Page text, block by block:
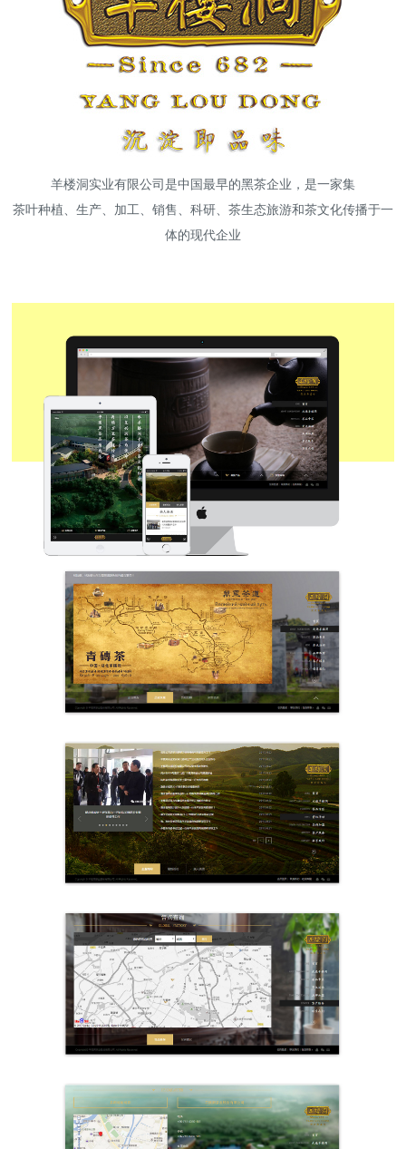
广告大片形式做开发
羊楼洞实业有限公司是中国最早的黑茶企业，是一家集
茶叶种植、生产、加工、销售、科研、茶生态旅游和茶文化传播于一
体的现代企业